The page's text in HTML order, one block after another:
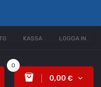
KASSA LOGGA IN
0
0,00 €